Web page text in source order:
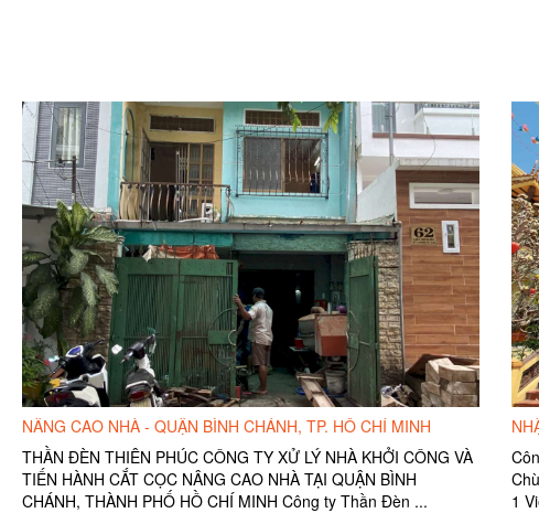
NÂNG CAO NHÀ - QUẬN BÌNH CHÁNH, TP. HỒ CHÍ MINH
THẦN ĐÈN THIÊN PHÚC CÔNG TY XỬ LÝ NHÀ KHỞI CÔNG VÀ
TIẾN HÀNH CẮT CỌC NÂNG CAO NHÀ TẠI QUẬN BÌNH
CHÁNH, THÀNH PHỐ HỒ CHÍ MINH Công ty Thần Đèn ...
1